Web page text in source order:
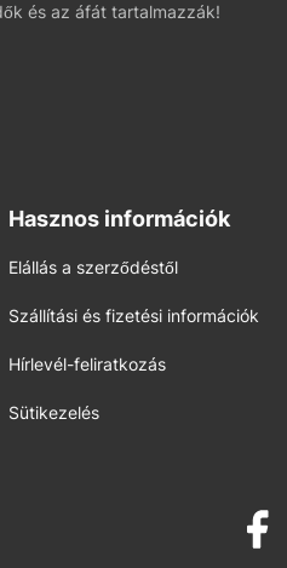
és az áfát tartalmazzák!
Hasznos információk
Elállás a szerződéstől
Szállítási és fizetési információk
Hírlevél-feliratkozás
Sütikezelés